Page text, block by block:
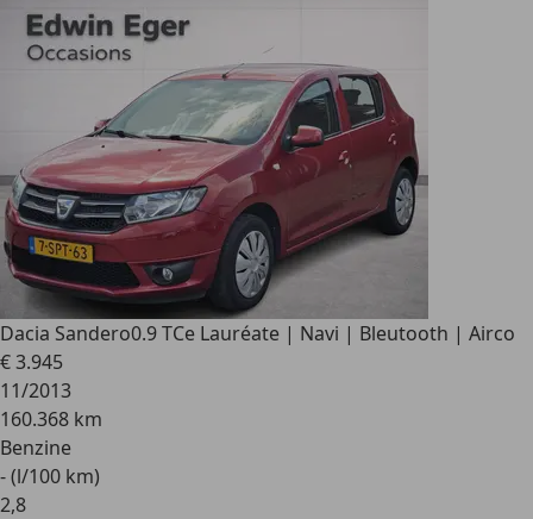
Dacia Sandero0.9 TCe Lauréate | Navi | Bleutooth | Airco
€ 3.945
11/2013
160.368 km
Benzine
- (l/100 km)
2,8